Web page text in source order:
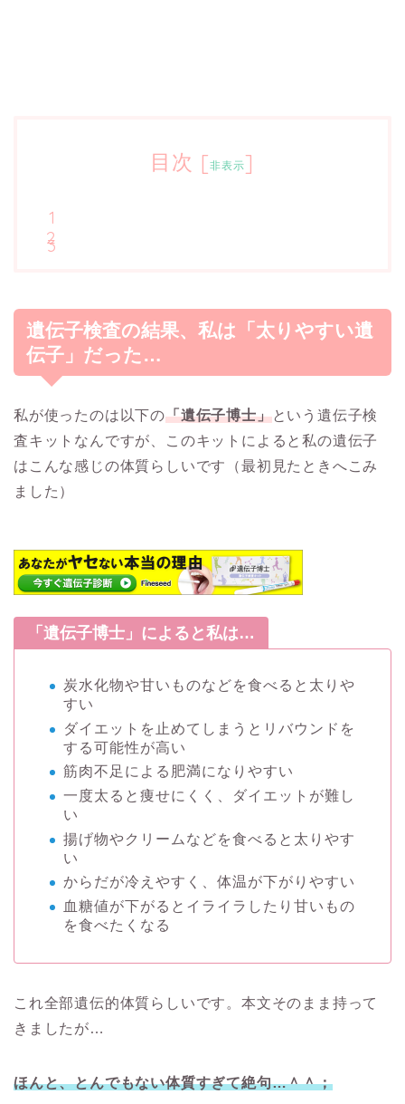
目次 [非表示]
遺伝子検査の結果、私は「太りやすい遺
伝子」だった…
私が使ったのは以下の「遺伝子博士」という遺伝子検
査キットなんですが、このキットによると私の遺伝子
はこんな感じの体質らしいです（最初見たときへこみ
ました）
「遺伝子博士」によると私は…
炭水化物や甘いものなどを食べると太りや
すい
ダイエットを止めてしまうとリバウンドを
する可能性が高い
筋肉不足による肥満になりやすい
一度太ると痩せにくく、ダイエットが難し
い
揚げ物やクリームなどを食べると太りやす
い
からだが冷えやすく、体温が下がりやすい
血糖値が下がるとイライラしたり甘いもの
を食べたくなる
これ全部遺伝的体質らしいです。本文そのまま持って
きましたが…
ほんと、とんでもない体質すぎて絶句…＾＾；